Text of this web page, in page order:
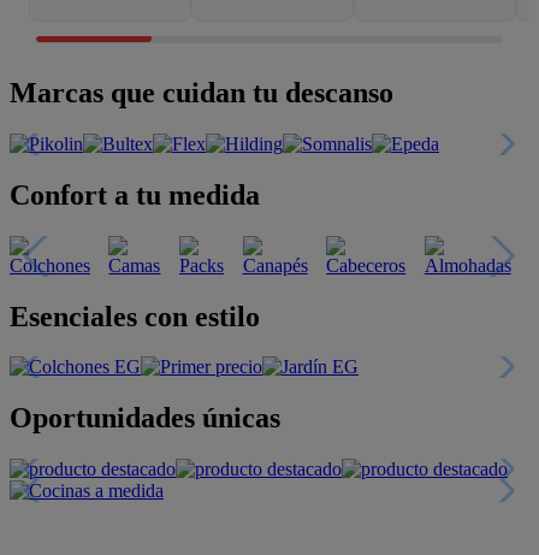
Marcas que cuidan tu descanso
Confort a tu medida
Esenciales con estilo
Oportunidades únicas